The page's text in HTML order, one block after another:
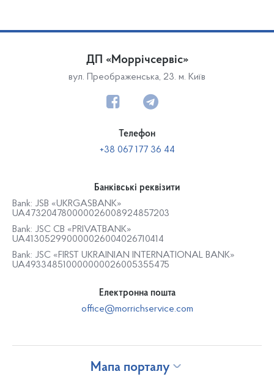
ДП «Моррічсервіс»
вул. Преображенська, 23. м. Київ
Телефон
+38 067 177 36 44
Банківські реквізити
Bank: JSB «UKRGASBANK»
UA473204780000026008924857203
Bank: JSC CB «PRIVATBANK»
UA413052990000026004026710414
Bank: JSC «FIRST UKRAINIAN INTERNATIONAL BANK»
UA493348510000000026005355475
Електронна пошта
office@morrichservice.com
Мапа порталу